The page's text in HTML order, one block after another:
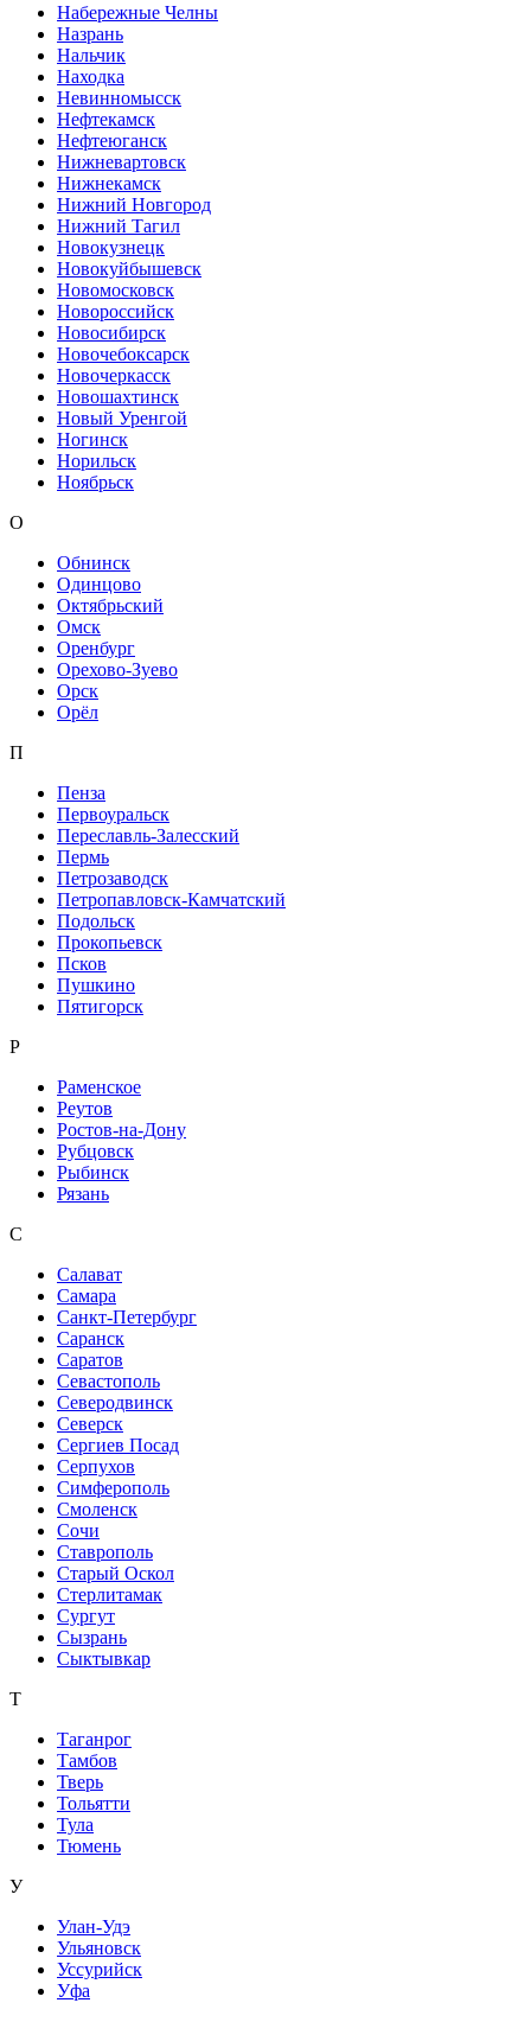
Набережные Челны
Назрань
Нальчик
Находка
Невинномысск
Нефтекамск
Нефтеюганск
Нижневартовск
Нижнекамск
Нижний Новгород
Нижний Тагил
Новокузнецк
Новокуйбышевск
Новомосковск
Новороссийск
Новосибирск
Новочебоксарск
Новочеркасск
Новошахтинск
Новый Уренгой
Ногинск
Норильск
Ноябрьск
О
Обнинск
Одинцово
Октябрьский
Омск
Оренбург
Орехово-Зуево
Орск
Орёл
П
Пенза
Первоуральск
Переславль-Залесский
Пермь
Петрозаводск
Петропавловск-Камчатский
Подольск
Прокопьевск
Псков
Пушкино
Пятигорск
Р
Раменское
Реутов
Ростов-на-Дону
Рубцовск
Рыбинск
Рязань
С
Салават
Самара
Санкт-Петербург
Саранск
Саратов
Севастополь
Северодвинск
Северск
Сергиев Посад
Серпухов
Симферополь
Смоленск
Сочи
Ставрополь
Старый Оскол
Стерлитамак
Сургут
Сызрань
Сыктывкар
Т
Таганрог
Тамбов
Тверь
Тольятти
Тула
Тюмень
У
Улан-Удэ
Ульяновск
Уссурийск
Уфа